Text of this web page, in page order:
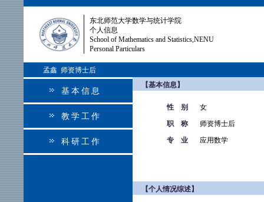
东北师范大学数学与统计学院
个人信息
School of Mathematics and Statistics,NENU
Personal Particulars
孟鑫 师资博士后
基本信息
教学工作
科研工作
【基本信息】
性 别
女
职 称
师资博士后
专 业
应用数学
【个人情况综述】